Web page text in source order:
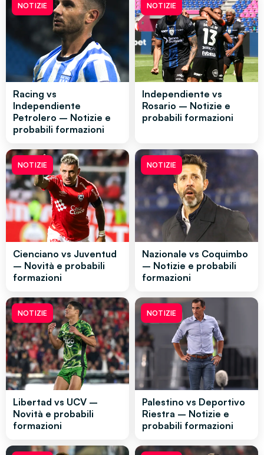
NOTIZIE
Racing vs
Independiente
Petrolero – Notizie e
probabili formazioni
NOTIZIE
Independiente vs
Rosario – Notizie e
probabili formazioni
NOTIZIE
Cienciano vs Juventud
– Novità e probabili
formazioni
NOTIZIE
Nazionale vs Coquimbo
– Notizie e probabili
formazioni
NOTIZIE
Libertad vs UCV –
Novità e probabili
formazioni
NOTIZIE
Palestino vs Deportivo
Riestra – Notizie e
probabili formazioni